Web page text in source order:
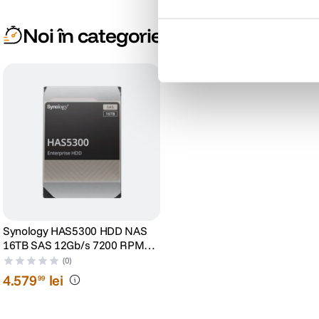
Noi în categorie
Synology HAS5300 HDD NAS
16TB SAS 12Gb/s 7200 RPM
512MB Cache
(0)
4.57999 lei